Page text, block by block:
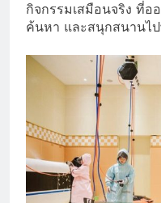
กิจกรรมเสมือนจริง ที่อ
ค้นหา และสนุกสนานไ